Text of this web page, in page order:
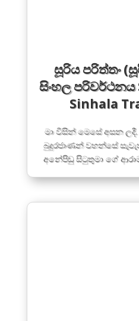
සූරිය පරිත්තං
සිංහල
Sinhala
මා විසින් මෙසේ අසන
බුදුරජාණන් වහන්සේ
අනේපිඬු සිටුතුමා ගේ